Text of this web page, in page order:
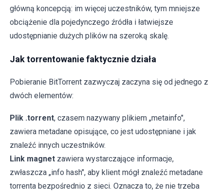
główną koncepcją: im więcej uczestników, tym mniejsze
obciążenie dla pojedynczego źródła i łatwiejsze
udostępnianie dużych plików na szeroką skalę.
Jak torrentowanie faktycznie działa
Pobieranie BitTorrent zazwyczaj zaczyna się od jednego z
dwóch elementów:
Plik .torrent, czasem nazywany plikiem „metainfo",
zawiera metadane opisujące, co jest udostępniane i jak
znaleźć innych uczestników.
Link magnet zawiera wystarczające informacje,
zwłaszcza „info hash", aby klient mógł znaleźć metadane
torrenta bezpośrednio z sieci. Oznacza to, że nie trzeba